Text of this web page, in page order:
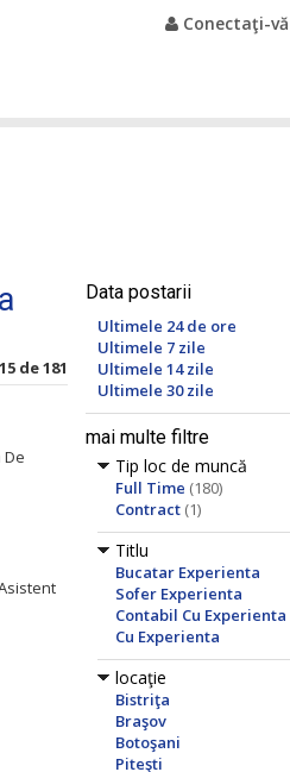
Conectaţi-vă
Data postarii
Ultimele 24 de ore
Ultimele 7 zile
Ultimele 14 zile
Ultimele 30 zile
mai multe filtre
Tip loc de muncă
Full Time (180)
Contract (1)
Titlu
Bucatar Experienta
Sofer Experienta
Contabil Cu Experienta
Cu Experienta
locaţie
Bistriţa
Braşov
Botoşani
Piteşti
de 181